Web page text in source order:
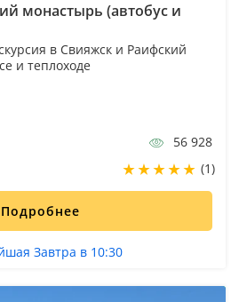
монастырь (автобус и
в Свияжск и Раифский
и теплоходе
56 928
(1)
Подробнее
Завтра в 10:30